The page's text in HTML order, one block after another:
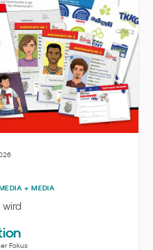
+ MEDIA
wird
Fokus